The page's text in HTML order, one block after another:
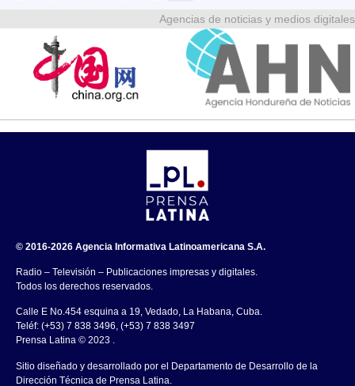
Agencias de noticias y medios digitales
© 2016-2026 Agencia Informativa Latinoamericana S.A.
Radio – Televisión – Publicaciones impresas y digitales.
Todos los derechos reservados.
Calle E No.454 esquina a 19, Vedado, La Habana, Cuba.
Teléf: (+53) 7 838 3496, (+53) 7 838 3497
Prensa Latina © 2023 .
Sitio diseñado y desarrollado por el Departamento de Desarrollo de la
Dirección Técnica de Prensa Latina.